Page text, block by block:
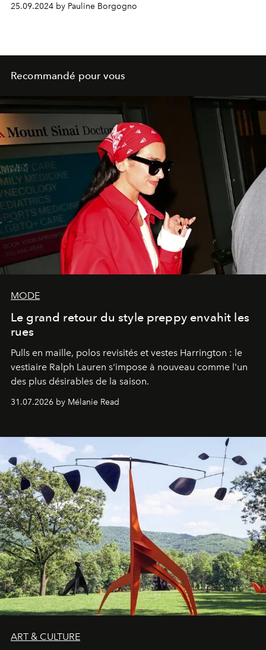
25.09.2024 by Pauline Borgogno
Recommandé pour vous
MODE
Le grand retour du style preppy envahit les
rues
Pulls en maille, polos revisités et vestes Harrington : le
vestiaire Ralph Lauren s'impose à nouveau comme l'un
des plus désirables de la saison.
31.07.2026 by Mélanie Read
ART & CULTURE